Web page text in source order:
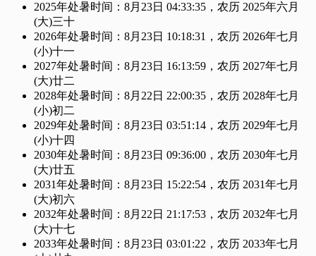
2025年处暑时间：8月23日 04:33:35，农历 2025年六月
(大)三十
2026年处暑时间：8月23日 10:18:31，农历 2026年七月
(小)十一
2027年处暑时间：8月23日 16:13:59，农历 2027年七月
(大)廿二
2028年处暑时间：8月22日 22:00:35，农历 2028年七月
(小)初二
2029年处暑时间：8月23日 03:51:14，农历 2029年七月
(小)十四
2030年处暑时间：8月23日 09:36:00，农历 2030年七月
(大)廿五
2031年处暑时间：8月23日 15:22:54，农历 2031年七月
(大)初六
2032年处暑时间：8月22日 21:17:53，农历 2032年七月
(大)十七
2033年处暑时间：8月23日 03:01:22，农历 2033年七月